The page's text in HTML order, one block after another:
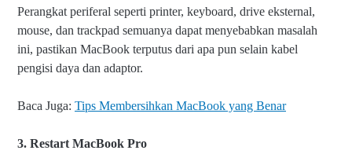
Perangkat periferal seperti printer, keyboard, drive eksternal,
mouse, dan trackpad semuanya dapat menyebabkan masalah
ini, pastikan MacBook terputus dari apa pun selain kabel
pengisi daya dan adaptor.
Baca Juga: Tips Membersihkan MacBook yang Benar
3. Restart MacBook Pro